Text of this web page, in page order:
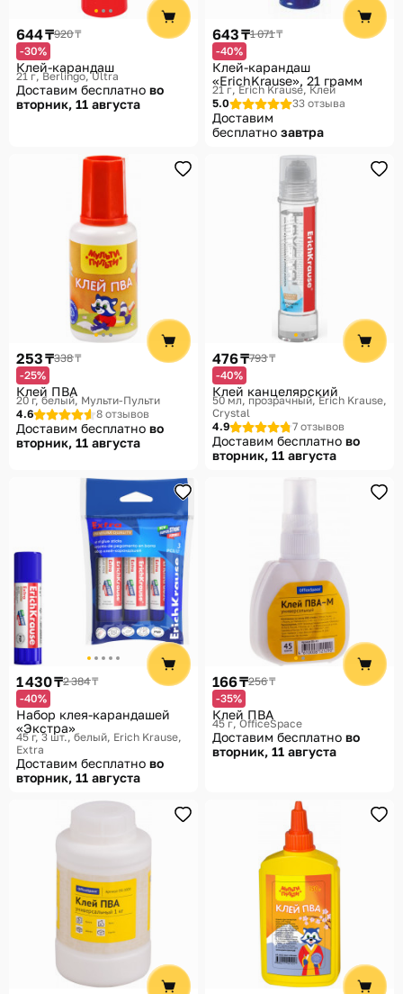
644 ₸920 ₸
-30%
Клей-карандаш
21 г Berlingo, Ultra
Доставим бесплатно во
вторник, 11 августа
643 ₸1 071 ₸
-40%
Клей-карандаш
«ErichKrause», 21 грамм
21 г Erich Krause, Клей
5.0
33 отзыва
Доставим
бесплатно завтра
253 ₸338 ₸
-25%
Клей ПВА
20 г, белый Мульти-Пульти
4.6
8 отзывов
Доставим бесплатно во
вторник, 11 августа
476 ₸793 ₸
-40%
Клей канцелярский
50 мл, прозрачный Erich Krause,
Crystal
4.9
7 отзывов
Доставим бесплатно во
вторник, 11 августа
1 430 ₸2 384 ₸
-40%
Набор клея-карандашей
«Экстра»
45 г, 3 шт., белый Erich Krause,
Extra
Доставим бесплатно во
вторник, 11 августа
166 ₸256 ₸
-35%
Клей ПВА
45 г OfficeSpace
Доставим бесплатно во
вторник, 11 августа
Способы доставки
Способы оплаты